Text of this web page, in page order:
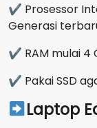
✔ Prosessor
Generasi
✔ RAM mulai 4
✔ Pakai SSD
Laptop